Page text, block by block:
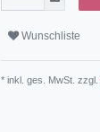
Wunschliste
* inkl. ges. MwSt. zzgl.